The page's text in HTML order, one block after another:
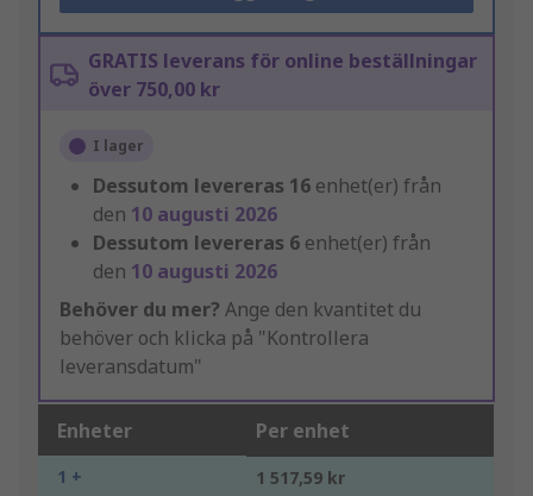
GRATIS leverans för online beställningar
över 750,00 kr
I lager
Dessutom levereras 16 enhet(er) från
den 10 augusti 2026
Dessutom levereras 6 enhet(er) från
den 10 augusti 2026
Behöver du mer? Ange den kvantitet du
behöver och klicka på "Kontrollera
leveransdatum"
Enheter Per enhet
1 + 1 517,59 kr